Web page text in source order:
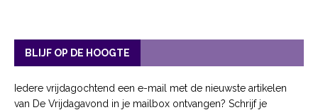
BLIJF OP DE HOOGTE
Iedere vrijdagochtend een e-mail met de nieuwste artikelen
van De Vrijdagavond in je mailbox ontvangen? Schrijf je